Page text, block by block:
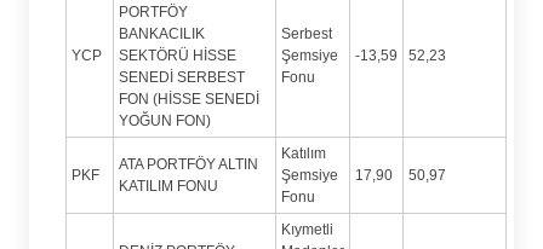
YCP
PORTFÖY
BANKACILIK
SEKTÖRÜ HİSSE
SENEDİ SERBEST
FON (HİSSE SENEDİ
YOĞUN FON)
Serbest
Şemsiye
Fonu
-13,59 52,23
PKF
ATA PORTFÖY ALTIN
KATILIM FONU
Katılım
Şemsiye
Fonu
17,90 50,97
Kıymetli